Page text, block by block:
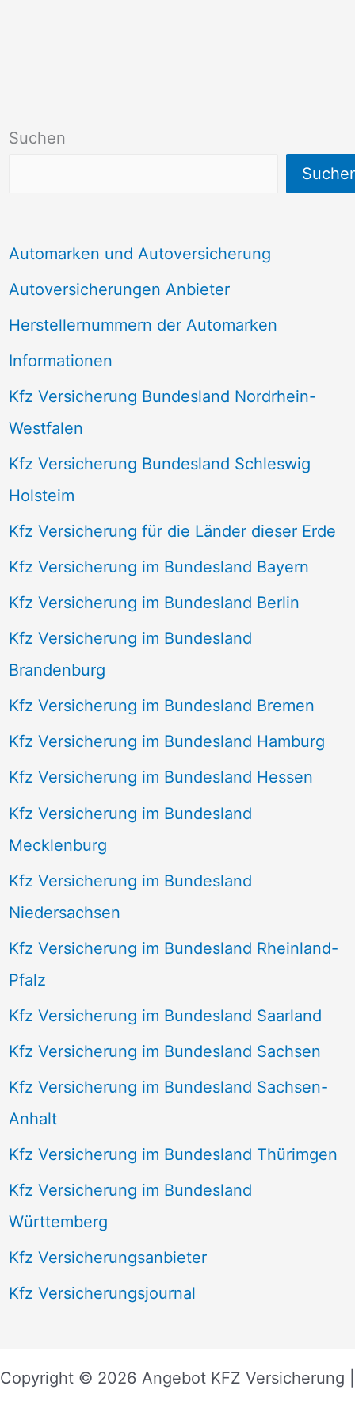
Suchen
Automarken und Autoversicherung
Autoversicherungen Anbieter
Herstellernummern der Automarken
Informationen
Kfz Versicherung Bundesland Nordrhein-
Westfalen
Kfz Versicherung Bundesland Schleswig
Holsteim
Kfz Versicherung für die Länder dieser Erde
Kfz Versicherung im Bundesland Bayern
Kfz Versicherung im Bundesland Berlin
Kfz Versicherung im Bundesland
Brandenburg
Kfz Versicherung im Bundesland Bremen
Kfz Versicherung im Bundesland Hamburg
Kfz Versicherung im Bundesland Hessen
Kfz Versicherung im Bundesland
Mecklenburg
Kfz Versicherung im Bundesland
Niedersachsen
Kfz Versicherung im Bundesland Rheinland-
Pfalz
Kfz Versicherung im Bundesland Saarland
Kfz Versicherung im Bundesland Sachsen
Kfz Versicherung im Bundesland Sachsen-
Anhalt
Kfz Versicherung im Bundesland Thürimgen
Kfz Versicherung im Bundesland
Württemberg
Kfz Versicherungsanbieter
Kfz Versicherungsjournal
Copyright © 2026 Angebot KFZ Versicherung |